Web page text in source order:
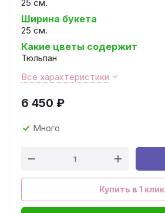
25 см.
Ширина букета
25 см.
Какие цветы содержит
Тюльпан
Все характеристики
6 450 ₽
Много
Купить в 1 клик